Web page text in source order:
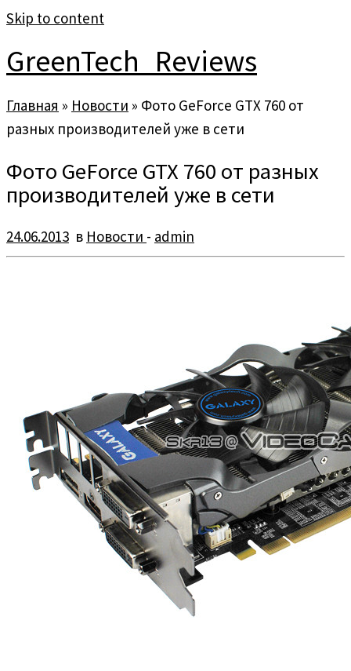
Skip to content
GreenTech_Reviews
Главная » Новости » Фото GeForce GTX 760 от
разных производителей уже в сети
Фото GeForce GTX 760 от разных
производителей уже в сети
24.06.2013 в Новости - admin